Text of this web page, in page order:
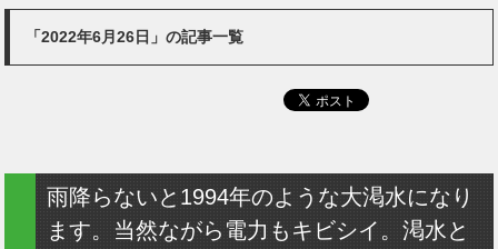
「2022年6月26日」の記事一覧
雨降らないと1994年のような大渇水になり
ます。当然ながら電力もキビシイ。渇水と